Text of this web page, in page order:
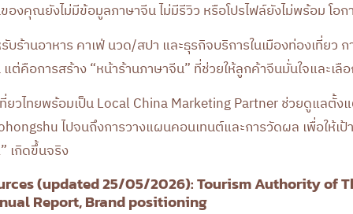
องคุณยังไม่มีข้อมูลภาษาจีน ไม่มีรีวิว หรือโปรไฟล์ยังไม่พร้อม โอ
บร้านอาหาร คาเฟ่ นวด/สปา และธุรกิจบริการในเมืองท่องเที่ยว
แต่คือการสร้าง “หน้าร้านภาษาจีน” ที่ช่วยให้ลูกค้าจีนมั่นใจและเ
ยวไทยพร้อมเป็น Local China Marketing Partner ช่วยดูแลตั้ง
ไปจนถึงการวางแผนคอนเทนต์และการวัดผล เพื่อให้เ
เกิดขึ้นจริง
(updated 25/05/2026): Tourism Authority of
Report, Brand positioning